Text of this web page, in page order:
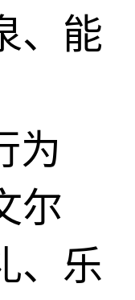
、能
为
尔
、乐